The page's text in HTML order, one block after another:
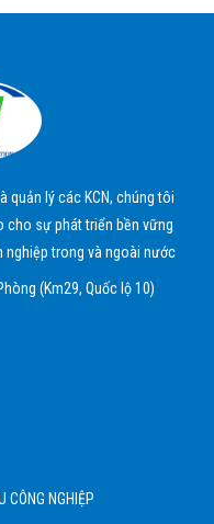
quản lý các KCN, chúng tôi
cho sự phát triển bền vững
nghiệp trong và ngoài nước
(Km29, Quốc lộ 10)
CÔNG NGHIỆP